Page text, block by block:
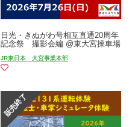
日光・きぬがわ号相互直通20周年
記念祭 撮影会編 @東大宮操車場
JR東日本 大宮事業本部